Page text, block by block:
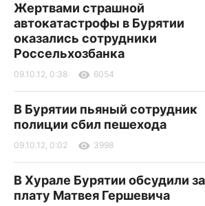
Жертвами страшной
автокатастрофы в Бурятии
оказались сотрудники
Россельхозбанка
09.10.12, 0:38 6054
В Бурятии пьяный сотрудник
полиции сбил пешехода
09.10.12, 0:02 3998
В Хурале Бурятии обсудили
плату Матвея Гершевича